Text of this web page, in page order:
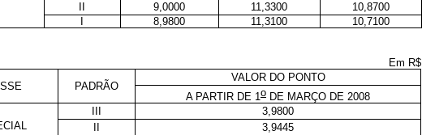
9,0000 11,3300
10,8700
8,9800 11,3100 10,7100
Em R$
PADRÃO
VALOR DO PONTO
A PARTIR DE 1o DE MARÇO DE 2008
3,9800
3,9445